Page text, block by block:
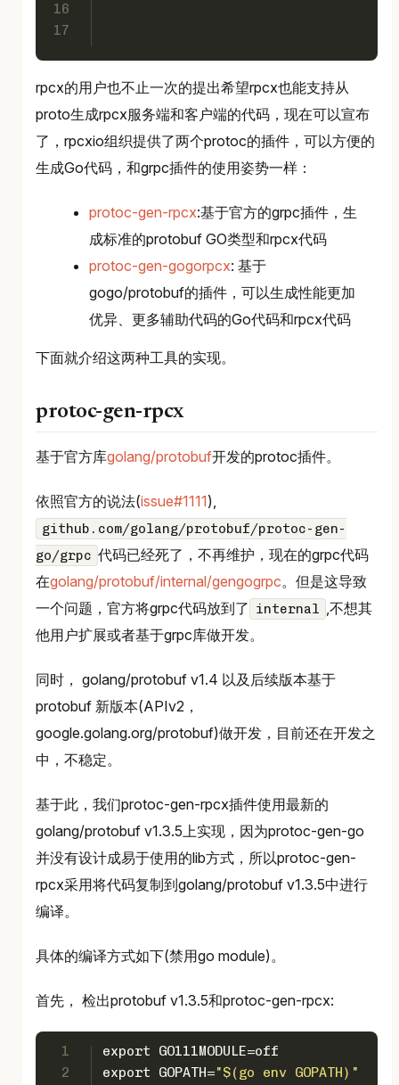
16
17
rpcx的用户也不止一次的提出希望rpcx也能支持从
proto生成rpcx服务端和客户端的代码，现在可以宣布
了，rpcxio组织提供了两个protoc的插件，可以方便的
生成Go代码，和grpc插件的使用姿势一样：
protoc-gen-rpcx:基于官方的grpc插件，生
成标准的protobuf GO类型和rpcx代码
protoc-gen-gogorpcx: 基于
gogo/protobuf的插件，可以生成性能更加
优异、更多辅助代码的Go代码和rpcx代码
下面就介绍这两种工具的实现。
protoc-gen-rpcx
基于官方库golang/protobuf开发的protoc插件。
依照官方的说法(issue#1111),
github.com/golang/protobuf/protoc-gen-
go/grpc 代码已经死了，不再维护，现在的grpc代码
在golang/protobuf/internal/gengogrpc。但是这导致
一个问题，官方将grpc代码放到了 internal ,不想其
他用户扩展或者基于grpc库做开发。
同时， golang/protobuf v1.4 以及后续版本基于
protobuf 新版本(APIv2，
google.golang.org/protobuf)做开发，目前还在开发之
中，不稳定。
基于此，我们protoc-gen-rpcx插件使用最新的
golang/protobuf v1.3.5上实现，因为protoc-gen-go
并没有设计成易于使用的lib方式，所以protoc-gen-
rpcx采用将代码复制到golang/protobuf v1.3.5中进行
编译。
具体的编译方式如下(禁用go module)。
首先， 检出protobuf v1.3.5和protoc-gen-rpcx:
1
2
export GO111MODULE=off
export GOPATH="$(go env GOPATH)"